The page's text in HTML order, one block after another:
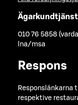
Ägarkundtjänst
010 76 5858
lna/msa
Respons
Responslänkarna
respektive